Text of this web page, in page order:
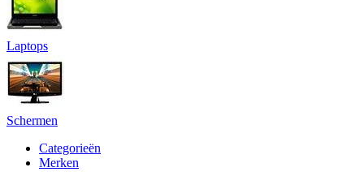
Laptops
Schermen
Categorieën
Merken